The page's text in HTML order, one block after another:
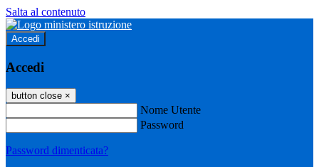
Salta al contenuto
Accedi
Accedi
button close ×
Nome Utente
Password
Password dimenticata?